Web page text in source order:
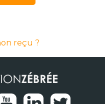
reçu ?